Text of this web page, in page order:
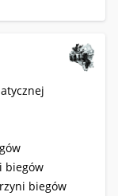
biegów
biegów